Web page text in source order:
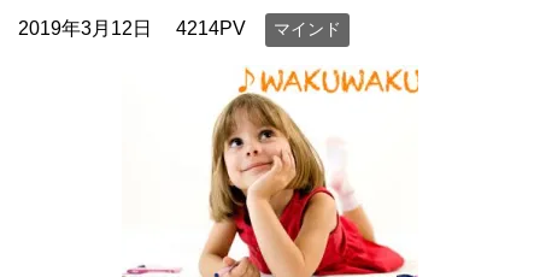
2019年3月12日 4214PV マインド